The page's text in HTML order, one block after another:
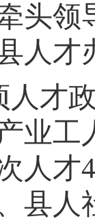
牵头
人才
人才
业工
人才4
县人